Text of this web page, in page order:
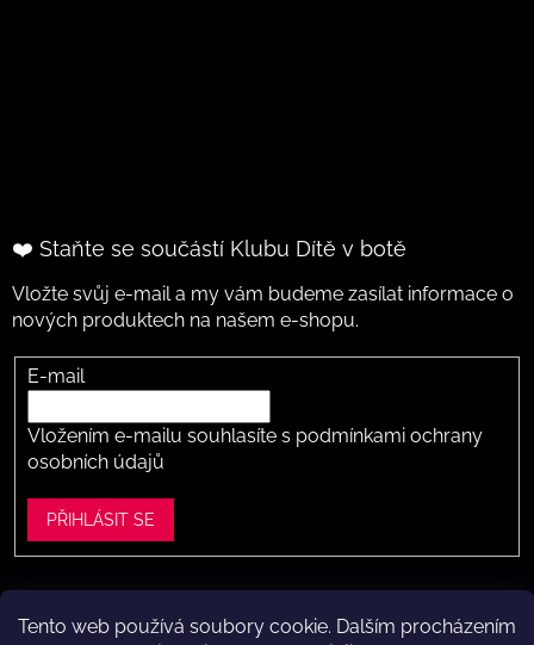
Tento web používá soubory cookie. Dalším procházením
❤️ Staňte se součástí Klubu Dítě v botě
Vložte svůj e-mail a my vám budeme zasílat informace o
nových produktech na našem e-shopu.
E-mail
Vložením e-mailu souhlasíte s podmínkami ochrany
osobních údajů
PŘIHLÁSIT SE
Vytvořil Shoptet